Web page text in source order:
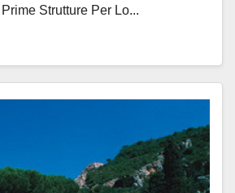
Strutture Per Lo...